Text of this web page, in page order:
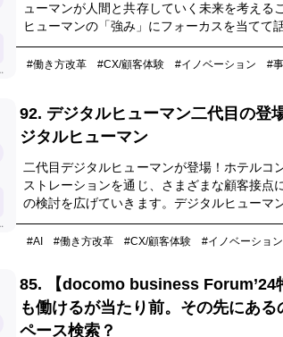
ューマンが人間と共存していく未来を考える
ヒューマンの「強み」にフォーカスを当てて
#働き方改革 #CX/顧客体験 #イノベーション #
92. デジタルヒューマン二代目の登
ジタルヒューマン
二代目デジタルヒューマンが登場！ホテルコ
ストレーションを通じ、さまざまな顧客接点
の検討を広げていきます。デジタルヒューマ
ェーズを目指していきます！
#AI #働き方改革 #CX/顧客体験 #イノベーション
85. 【docomo business Forum’24
も働けるが当たり前。その先にあ
ペース検索？